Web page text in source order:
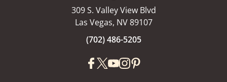
309 S. Valley View Blvd
Las Vegas, NV 89107
(702) 486-5205